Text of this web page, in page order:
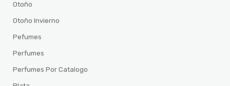
Otoño
Otoño Invierno
Pefumes
Perfumes
Perfumes Por Catalogo